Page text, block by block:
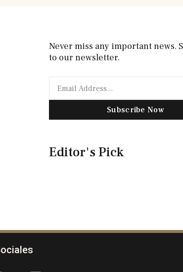
Never miss any important news.
to our newsletter.
Subscribe Now
Editor's Pick